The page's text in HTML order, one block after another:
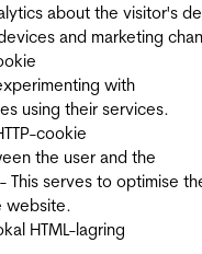
about the visitor's
and marketing
with
using their services.
cookie
the user and the
This serves to optimise
website.
HTML-lagring